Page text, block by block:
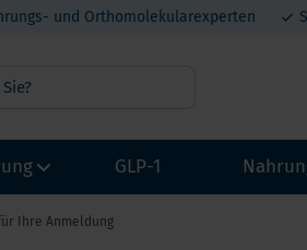
und Orthomolekularexperten
GLP-1
Ihre Anmeldung